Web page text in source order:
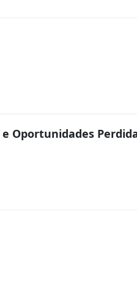
Oportunidades